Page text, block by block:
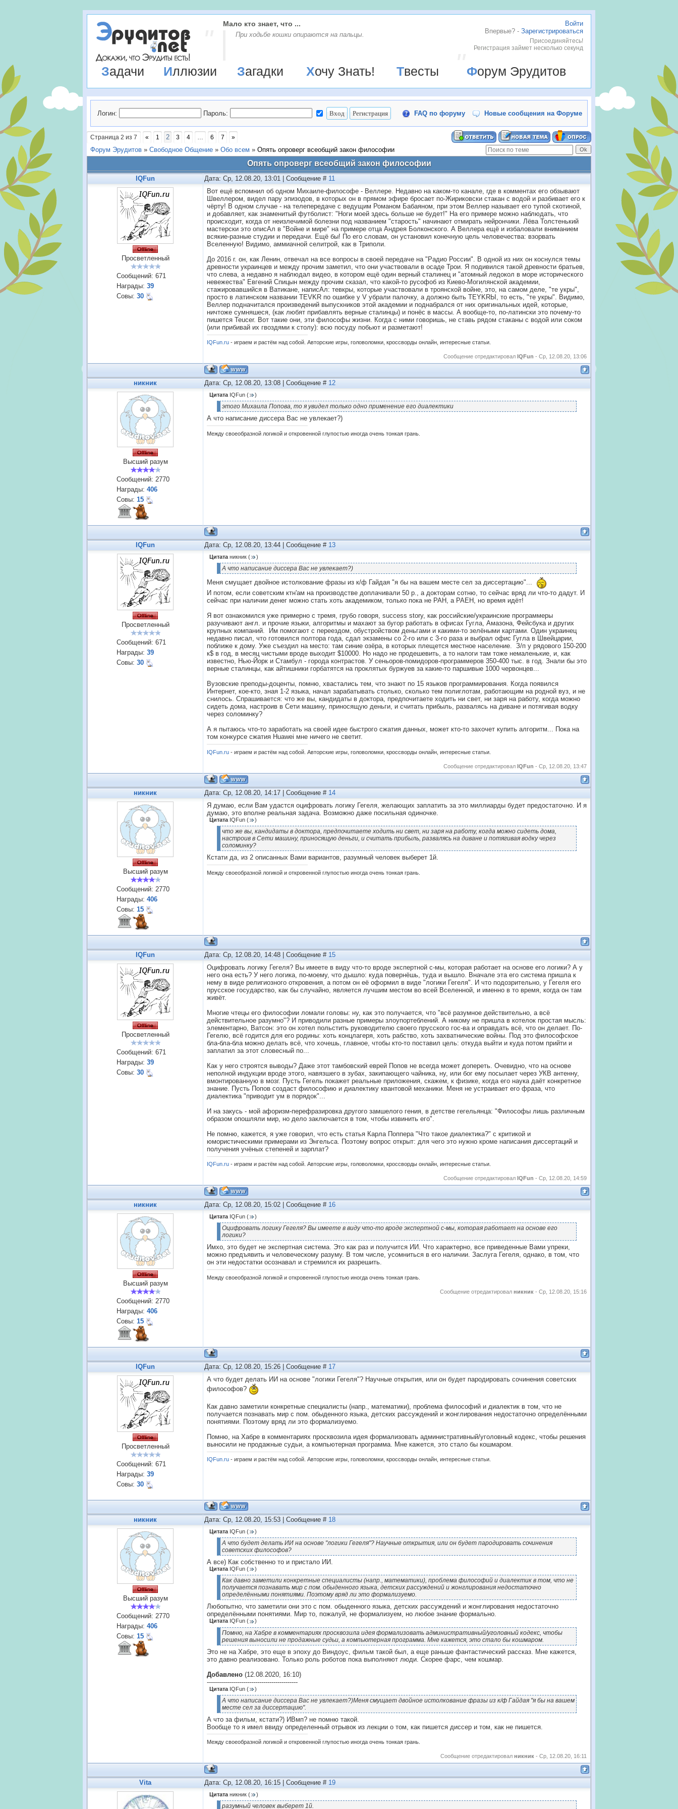
Войти
Впервые? - Зарегистрироваться
Присоединяйтесь!
Регистрация займет несколько секунд
Мало кто знает, что ...
При ходьбе кошки опираются на пальцы.
Задачи Иллюзии Загадки Хочу Знать! Твесты Форум Эрудитов
Логин: Пароль: FAQ по форуму Новые сообщения на Форуме
Страница 2 из 7 « 1 2 3 4 … 6 7 »
Форум Эрудитов » Свободное Общение » Обо всем » Опять опроверг всеобщий закон философии
Опять опроверг всеобщий закон философии
IQFun Дата: Ср, 12.08.20, 13:01 | Сообщение # 11
Просветленный
Сообщений: 671
Награды: 39
Совы: 30
Вот ещё вспомнил об одном Михаиле-философе - Веллере. Недавно на каком-то канале, где в комментах его обзывают
Швеллером, видел пару эпизодов, в которых он в прямом эфире бросает по-Жириковски стакан с водой и разбивает его к
чёрту! В одном случае - на телепередаче с ведущим Романом Бабаяном, при этом Веллер называет его тупой скотиной,
и добавляет, как знаменитый футболист: "Ноги моей здесь больше не будет!" На его примере можно наблюдать, что
происходит, когда от неизлечимой болезни под названием "старость" начинают отмирать нейрончики. Лёва Толстенький
мастерски это описАл в "Войне и мире" на примере отца Андрея Болконского. А Веллера ещё и избаловали вниманием
всякие-разные студии и передачи. Ещё бы! По его словам, он установил конечную цель человечества: взорвать
Вселенную! Видимо, аммиачной селитрой, как в Триполи.
До 2016 г. он, как Ленин, отвечал на все вопросы в своей передаче на "Радио России". В одной из них он коснулся темы
древности украинцев и между прочим заметил, что они участвовали в осаде Трои. Я подивился такой древности братьев,
что слева, а недавно я наблюдал видео, в котором ещё один верный сталинец и "атомный ледокол в море исторического
невежества" Евгений Спицын между прочим сказал, что какой-то русофоб из Киево-Могилянской академии,
стажировавшийся в Ватикане, написАл: тевкры, которые участвовали в троянской войне, это, на самом деле, "те укры",
просто в латинском названии TEVKR по ошибке у V убрали палочку, а должно быть TEYKRЫ, то есть, "те укры". Видимо,
Веллер подначитался произведений выпускников этой академии и поднабрался от них оригинальных идей, которые,
ничтоже сумняшеся, (как любят прибавлять верные сталинцы) и понёс в массы. А вообще-то, по-латински это почему-то
пишется Teucer. Вот такие они, эти философы жизни. Когда с ними говоришь, не ставь рядом стаканы с водой или соком
(или прибивай их гвоздями к столу): всю посуду побьют и разметают!
IQFun.ru - играем и растём над собой. Авторские игры, головоломки, кроссворды онлайн, интересные статьи.
Сообщение отредактировал IQFun - Ср, 12.08.20, 13:06
никник Дата: Ср, 12.08.20, 13:08 | Сообщение # 12
Высший разум
Сообщений: 2770
Награды: 406
Совы: 15
Цитата IQFun ( )
этого Михаила Попова, то я увидел только одно применение его диалектики
А что написание диссера Вас не увлекает?)
Между своеобразной логикой и откровенной глупостью иногда очень тонкая грань.
IQFun Дата: Ср, 12.08.20, 13:44 | Сообщение # 13
Просветленный
Сообщений: 671
Награды: 39
Совы: 30
Цитата никник ( )
А что написание диссера Вас не увлекает?)
Меня смущает двойное истолкование фразы из к/ф Гайдая "я бы на вашем месте сел за диссертацию"...
И потом, если советским ктн'ам на производстве доплачивали 50 р., а докторам сотню, то сейчас вряд ли что-то дадут. И
сейчас при наличии денег можно стать хоть академиком, только пока не РАН, а РАЕН, но время идёт!
Я вот ознакомился уже примерно с тремя, грубо говоря, success story, как российские/украинские программеры
разучивают англ. и прочие языки, алгоритмы и махают за бугор работать в офисах Гугла, Амазона, Фейсбука и других
крупных компаний. Им помогают с переездом, обустройством деньгами и какими-то зелёными картами. Один украинец
недавно писал, что готовился полтора года, сдал экзамены со 2-го или с 3-го раза и выбрал офис Гугла в Швейцарии,
поближе к дому. Уже съездил на место: там синие озёра, в которых плещется местное население. З/п у рядового 150-200
к$ в год, в месяц чистыми вроде выходит $10000. Но надо не продешевить, а то налоги там тоже немаленькие, и, как
известно, Нью-Йорк и Стамбул - города контрастов. У сеньоров-помидоров-программеров 350-400 тыс. в год. Знали бы это
верные сталинцы, как айтишники горбатятся на проклятых буржуев за какие-то паршивые 1000 червонцев...
Вузовские преподы-доценты, помню, хвастались тем, что знают по 15 языков программирования. Когда появился
Интернет, кое-кто, зная 1-2 языка, начал зарабатывать столько, сколько тем полиглотам, работающим на родной вуз, и не
снилось. Спрашивается: что же вы, кандидаты в доктора, предпочитаете ходить ни свет, ни заря на работу, когда можно
сидеть дома, настроив в Сети машину, приносящую деньги, и считать прибыль, развалясь на диване и потягивая водку
через соломинку?
А я пытаюсь что-то заработать на своей идее быстрого сжатия данных, может кто-то захочет купить алгоритм... Пока на
том конкурсе сжатия Huawei мне ничего не светит.
IQFun.ru - играем и растём над собой. Авторские игры, головоломки, кроссворды онлайн, интересные статьи.
Сообщение отредактировал IQFun - Ср, 12.08.20, 13:47
никник Дата: Ср, 12.08.20, 14:17 | Сообщение # 14
Высший разум
Сообщений: 2770
Награды: 406
Совы: 15
Я думаю, если Вам удастся оцифровать логику Гегеля, желающих заплатить за это миллиарды будет предостаточно. И я
думаю, это вполне реальная задача. Возможно даже посильная одиночке.
Цитата IQFun ( )
что же вы, кандидаты в доктора, предпочитаете ходить ни свет, ни заря на работу, когда можно сидеть дома,
настроив в Сети машину, приносящую деньги, и считать прибыль, развалясь на диване и потягивая водку через
соломинку?
Кстати да, из 2 описанных Вами вариантов, разумный человек выберет 1й.
Между своеобразной логикой и откровенной глупостью иногда очень тонкая грань.
IQFun Дата: Ср, 12.08.20, 14:48 | Сообщение # 15
Просветленный
Сообщений: 671
Награды: 39
Совы: 30
Оцифровать логику Гегеля? Вы имеете в виду что-то вроде экспертной с-мы, которая работает на основе его логики? А у
него она есть? У него логика, по-моему, что дышло: куда повернёшь, туда и вышло. Вначале эта его система пришла к
нему в виде религиозного откровения, а потом он её оформил в виде "логики Гегеля". И что подозрительно, у Гегеля его
прусское государство, как бы случайно, является лучшим местом во всей Вселенной, и именно в то время, когда он там
живёт.
Многие чтецы его философии ломали головы: ну, как это получается, что "всё разумное действительно, а всё
действительное разумно"? И приводили разные примеры злоупортеблений. А никому не пришла в котелок простая мысль:
элементарно, Ватсон: это он хотел польстить руководителю своего прусского гос-ва и оправдать всё, что он делает. По-
Гегелю, всё годится для его родины: хоть концлагеря, хоть рабство, хоть захватнические войны. Под это философское
бла-бла-бла можно делать всё, что хочешь, главное, чтобы кто-то поставил цель: откуда выйти и куда потом прийти и
заплатил за этот словесный по...
Как у него строятся выводы? Даже этот тамбовский еврей Попов не всегда может допереть. Очевидно, что на основе
неполной индукции вроде этого, навязшего в зубах, закипающего чайника, ну, или бог ему посылает через УКВ антенну,
вмонтированную в мозг. Пусть Гегель покажет реальные приложения, скажем, к физике, когда его наука даёт конкретное
знание. Пусть Попов создаст философию и диалектику квантовой механики. Меня не устраивает его фраза, что
диалектика "приводит ум в порядок"...
И на закусь - мой афоризм-перефразировка другого замшелого гения, в детстве гегельянца: "Философы лишь различным
образом опошляли мир, но дело заключается в том, чтобы извинить его".
Не помню, кажется, я уже говорил, что есть статья Карла Поппера "Что такое диалектика?" с критикой и
юмористическими примерами из Энгельса. Поэтому вопрос открыт: для чего это нужно кроме написания диссертаций и
получения учёных степеней и зарплат?
IQFun.ru - играем и растём над собой. Авторские игры, головоломки, кроссворды онлайн, интересные статьи.
Сообщение отредактировал IQFun - Ср, 12.08.20, 14:59
никник Дата: Ср, 12.08.20, 15:02 | Сообщение # 16
Высший разум
Сообщений: 2770
Награды: 406
Совы: 15
Цитата IQFun ( )
Оцифровать логику Гегеля? Вы имеете в виду что-то вроде экспертной с-мы, которая работает на основе его
логики?
Имхо, это будет не экспертная система. Это как раз и получится ИИ. Что характерно, все приведенные Вами упреки,
можно предъявить и человеческому разуму. В том числе, усомниться в его наличии. Заслуга Гегеля, однако, в том, что
он эти недостатки осознавал и стремился их разрешить.
Между своеобразной логикой и откровенной глупостью иногда очень тонкая грань.
Сообщение отредактировал никник - Ср, 12.08.20, 15:16
IQFun Дата: Ср, 12.08.20, 15:26 | Сообщение # 17
Просветленный
Сообщений: 671
Награды: 39
Совы: 30
А что будет делать ИИ на основе "логики Гегеля"? Научные открытия, или он будет пародировать сочинения советских
философов?
Как давно заметили конкретные специалисты (напр., математики), проблема философий и диалектик в том, что не
получается познавать мир с пом. обыденного языка, детских рассуждений и жонглирования недостаточно определёнными
понятиями. Поэтому вряд ли это формализуемо.
Помню, на Хабре в комментариях просквозила идея формализовать административный/уголовный кодекс, чтобы решения
выносили не продажные судьи, а компьютерная программа. Мне кажется, это стало бы кошмаром.
IQFun.ru - играем и растём над собой. Авторские игры, головоломки, кроссворды онлайн, интересные статьи.
никник Дата: Ср, 12.08.20, 15:53 | Сообщение # 18
Высший разум
Сообщений: 2770
Награды: 406
Совы: 15
Цитата IQFun ( )
А что будет делать ИИ на основе "логики Гегеля"? Научные открытия, или он будет пародировать сочинения
советских философов?
А все) Как собственно то и пристало ИИ.
Цитата IQFun ( )
Как давно заметили конкретные специалисты (напр., математики), проблема философий и диалектик в том, что не
получается познавать мир с пом. обыденного языка, детских рассуждений и жонглирования недостаточно
определёнными понятиями. Поэтому вряд ли это формализуемо.
Любопытно, что заметили они это с пом. обыденного языка, детских рассуждений и жонглирования недостаточно
определёнными понятиями. Мир то, пожалуй, не формализуем, но любое знание формально.
Цитата IQFun ( )
Помню, на Хабре в комментариях просквозила идея формализовать административный/уголовный кодекс, чтобы
решения выносили не продажные судьи, а компьютерная программа. Мне кажется, это стало бы кошмаром.
Это не на Хабре, это еще в эпоху до Виндоус, фильм такой был, а еще раньше фантастический рассказ. Мне кажется,
это давно реализовано. Только роль роботов пока выполняют люди. Скорее фарс, чем кошмар.
Добавлено (12.08.2020, 16:10)
---------------------------------------------
Цитата IQFun ( )
А что написание диссера Вас не увлекает?)Меня смущает двойное истолкование фразы из к/ф Гайдая "я бы на вашем
месте сел за диссертацию".
А что за фильм, кстати?) ИВмп? не помню такой.
Вообще то я имел ввиду определенный отрывок из лекции о том, как пишется диссер и том, как не пишется.
Между своеобразной логикой и откровенной глупостью иногда очень тонкая грань.
Сообщение отредактировал никник - Ср, 12.08.20, 16:11
Vita Дата: Ср, 12.08.20, 16:15 | Сообщение # 19
Цитата никник ( )
разумный человек выберет 1й.